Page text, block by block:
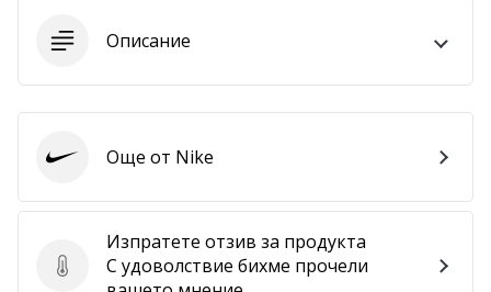
Описание
Изпратете отзив за продукта
Изпратете отзив за продукта
С удоволствие бихме прочели
Nike Още от Nike